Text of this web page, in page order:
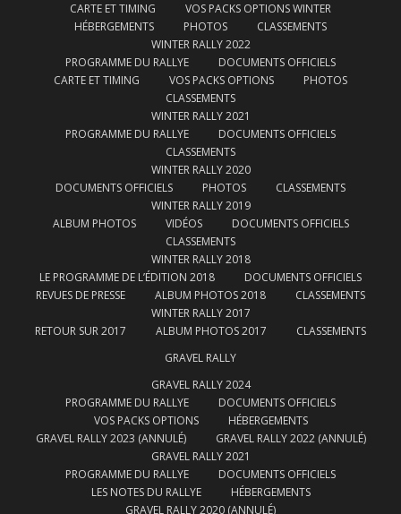
CARTE ET TIMING
VOS PACKS OPTIONS WINTER
HÉBERGEMENTS
PHOTOS
CLASSEMENTS
WINTER RALLY 2022
PROGRAMME DU RALLYE
DOCUMENTS OFFICIELS
CARTE ET TIMING
VOS PACKS OPTIONS
PHOTOS
CLASSEMENTS
WINTER RALLY 2021
PROGRAMME DU RALLYE
DOCUMENTS OFFICIELS
CLASSEMENTS
WINTER RALLY 2020
DOCUMENTS OFFICIELS
PHOTOS
CLASSEMENTS
WINTER RALLY 2019
ALBUM PHOTOS
VIDÉOS
DOCUMENTS OFFICIELS
CLASSEMENTS
WINTER RALLY 2018
LE PROGRAMME DE L’ÉDITION 2018
DOCUMENTS OFFICIELS
REVUES DE PRESSE
ALBUM PHOTOS 2018
CLASSEMENTS
WINTER RALLY 2017
RETOUR SUR 2017
ALBUM PHOTOS 2017
CLASSEMENTS
GRAVEL RALLY
GRAVEL RALLY 2024
PROGRAMME DU RALLYE
DOCUMENTS OFFICIELS
VOS PACKS OPTIONS
HÉBERGEMENTS
GRAVEL RALLY 2023 (ANNULÉ)
GRAVEL RALLY 2022 (ANNULÉ)
GRAVEL RALLY 2021
PROGRAMME DU RALLYE
DOCUMENTS OFFICIELS
LES NOTES DU RALLYE
HÉBERGEMENTS
GRAVEL RALLY 2020 (ANNULÉ)